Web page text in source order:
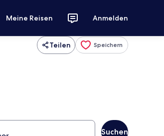
Meine Reisen Anmelden
Teilen Speichern
Suchen